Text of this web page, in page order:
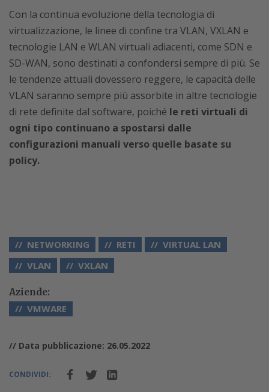
Con la continua evoluzione della tecnologia di
virtualizzazione, le linee di confine tra VLAN, VXLAN e
tecnologie LAN e WLAN virtuali adiacenti, come SDN e
SD-WAN, sono destinati a confondersi sempre di più. Se
le tendenze attuali dovessero reggere, le capacità delle
VLAN saranno sempre più assorbite in altre tecnologie
di rete definite dal software, poiché le reti virtuali di
ogni tipo continuano a spostarsi dalle
configurazioni manuali verso quelle basate su
policy.
NETWORKING RETI
VIRTUAL LAN
VLAN
VXLAN
Aziende:
VMWARE
// Data pubblicazione: 26.05.2022
CONDIVIDI: